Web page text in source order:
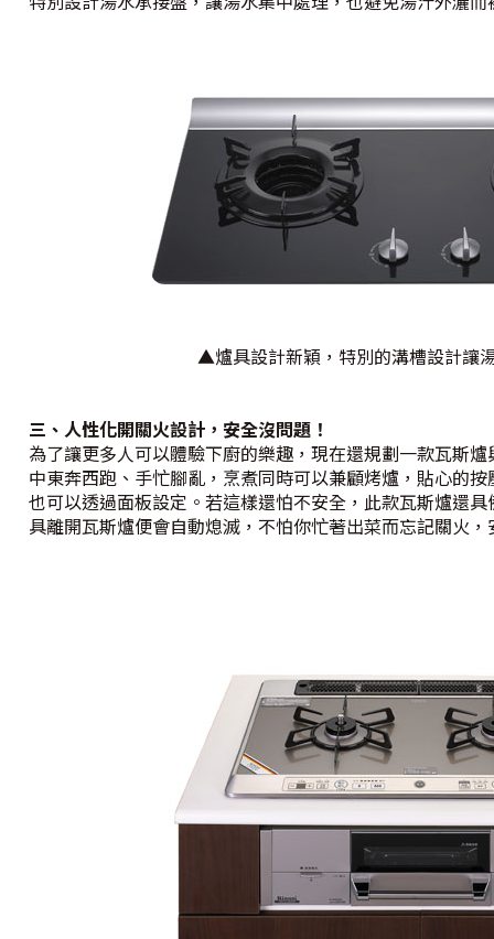
▲爐具設計新穎，特別的溝槽設計讓
三、人性化開關火設計，安全沒問題！
為了讓更多人可以體驗下廚的樂趣，現在還規劃一款瓦斯
中東奔西跑、手忙腳亂，烹煮同時可以兼顧烤爐，貼心的
也可以透過面板設定。若這樣還怕不安全，此款瓦斯爐還
具離開瓦斯爐便會自動熄滅，不怕你忙著出菜而忘記關火